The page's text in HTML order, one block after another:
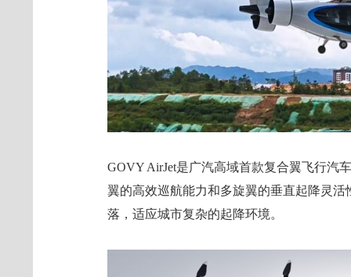
GOVY AirJet是广汽高域首款复合翼飞行汽
翼的高效巡航能力和多旋翼的垂直起降灵
落，适应城市复杂的起降环境。